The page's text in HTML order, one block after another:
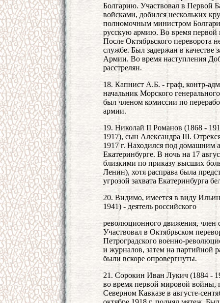
Болгарию. Участвовал в Первой
войсками, добился нескольких
полномочным министром
русскую армию. Во время
После Октябрьского переворота
службе. Был задержан в качестве
Армии. Во время наступления
расстрелян.
18. Капнист А.Б. - граф, контр-
начальник Морского
был членом комиссии по
армии.
19. Николай II Романов (1868 -
1917), сын Александра III.
1917 г. Находился под домашним
Екатеринбурге. В ночь на 17
близкими по приказу высших
Ленин), хотя расправа была
угрозой захвата Екатеринбурга
20. Видимо, имеется в виду
1941) - деятель российского
революционного движения, член
Участвовал в Октябрьском
Петроградского военно-
и журналов, затем на партийной
были вскоре опровергнуты.
21. Сорокин Иван Лукич (1884 -
во время первой мировой войны,
Северном Кавказе в августе-